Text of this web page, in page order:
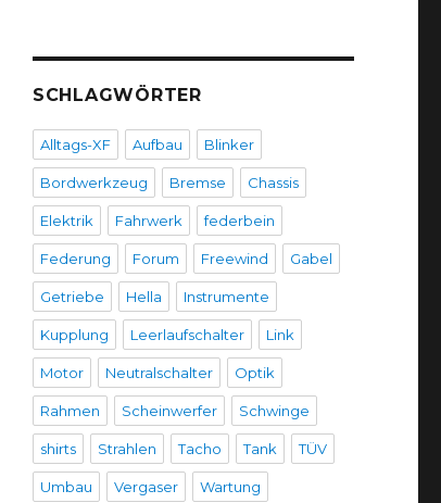
SCHLAGWÖRTER
Alltags-XF Aufbau Blinker
Bordwerkzeug Bremse Chassis
Elektrik Fahrwerk federbein
Federung Forum Freewind Gabel
Getriebe Hella Instrumente
Kupplung Leerlaufschalter Link
Motor Neutralschalter Optik
Rahmen Scheinwerfer Schwinge
shirts Strahlen Tacho Tank TÜV
Umbau Vergaser Wartung